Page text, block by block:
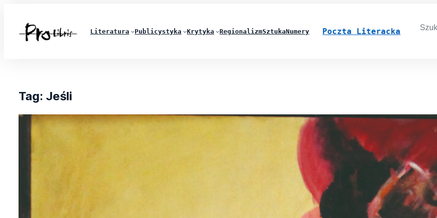
Literatura Publicystyka Krytyka RegionalizmSztukaNumery Poczta Literacka
for:
Tag: Jeśli